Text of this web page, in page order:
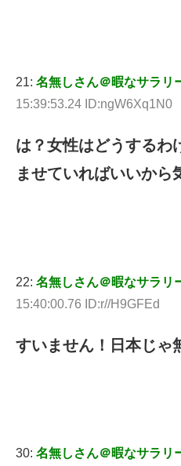
21: 名無しさん＠暇なサラリ
15:39:53.24 ID:ngW6Xq1N0
は？女性はどうするわ
ませていればいいから
22: 名無しさん＠暇なサラリ
15:40:00.76 ID:r//H9GFEd
すいません！日本じゃ
30: 名無しさん＠暇なサラリ